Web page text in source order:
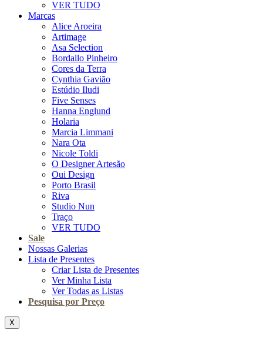
VER TUDO
Marcas
Alice Aroeira
Artimage
Asa Selection
Bordallo Pinheiro
Cores da Terra
Cynthia Gavião
Estúdio Iludi
Five Senses
Hanna Englund
Holaria
Marcia Limmani
Nara Ota
Nicole Toldi
O Designer Artesão
Oui Design
Porto Brasil
Riva
Studio Nun
Traço
VER TUDO
Sale
Nossas Galerias
Lista de Presentes
Criar Lista de Presentes
Ver Minha Lista
Ver Todas as Listas
Pesquisa por Preço
X